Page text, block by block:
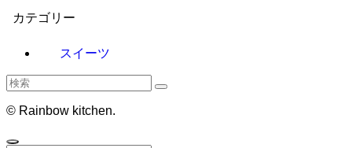
カテゴリー
スイーツ
© Rainbow kitchen.